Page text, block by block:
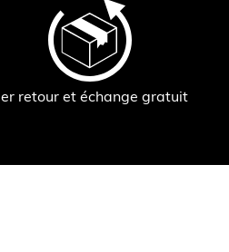
retour et échange gratuit